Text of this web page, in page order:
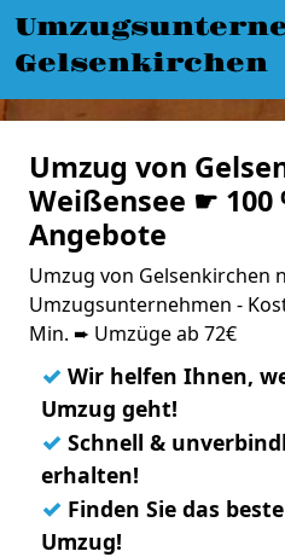
Gelsenkirchen
Umzug von
Weißensee ☛ 100
Angebote
Umzug von Gelsenkirchen
Umzugsunternehmen -
Min. ➨ Umzüge ab 72€
✓ Wir helfen Ihnen,
Umzug geht!
✓ Schnell &
erhalten!
✓ Finden Sie das
Umzug!